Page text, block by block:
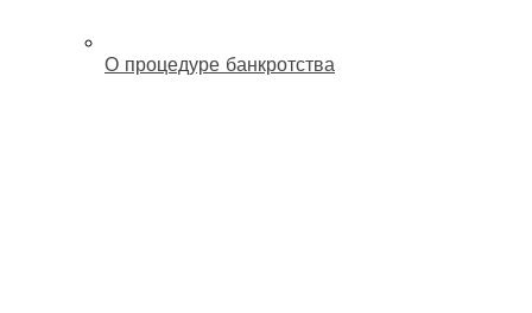
О процедуре банкротства